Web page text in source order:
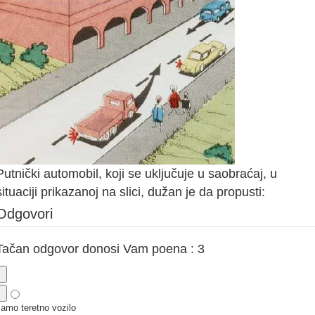
automobil, koji se uključuje u saobraćaj, u
prikazanoj na slici, dužan je da propusti:
odgovor donosi Vam poena : 3
teretno vozilo